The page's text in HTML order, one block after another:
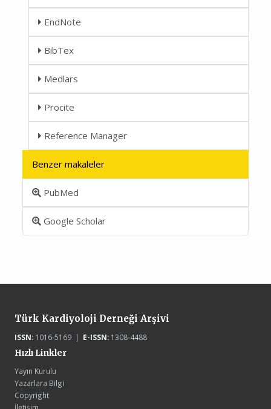
EndNote
BibTex
Medlars
Procite
Reference Manager
Benzer makaleler
PubMed
Google Scholar
Türk Kardiyoloji Derneği Arşivi
ISSN:1016-5169 | E-ISSN:1308-4488
Hızlı Linkler
Yayın Kurulu
Yazarlara Bilgi
Copyright
İletişim